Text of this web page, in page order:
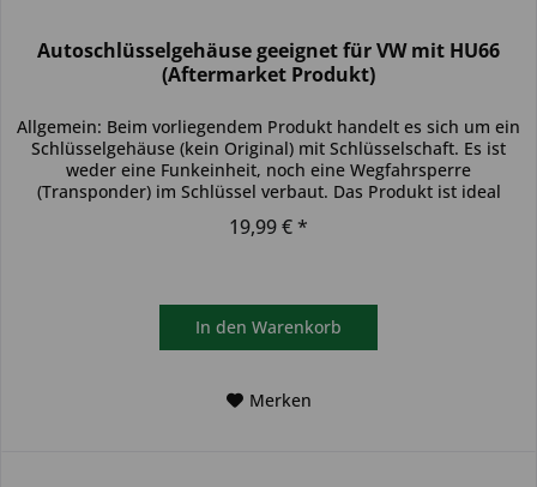
Autoschlüsselgehäuse geeignet für VW mit HU66
(Aftermarket Produkt)
Allgemein: Beim vorliegendem Produkt handelt es sich um ein
Schlüsselgehäuse (kein Original) mit Schlüsselschaft. Es ist
weder eine Funkeinheit, noch eine Wegfahrsperre
(Transponder) im Schlüssel verbaut. Das Produkt ist ideal
19,99 € *
In den Warenkorb
Merken